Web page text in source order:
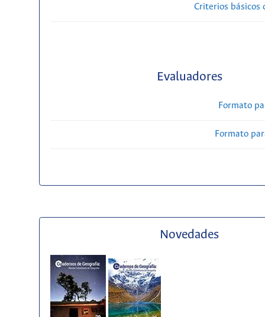
Criterios básicos
Evaluadores
Formato
Formato
Novedades